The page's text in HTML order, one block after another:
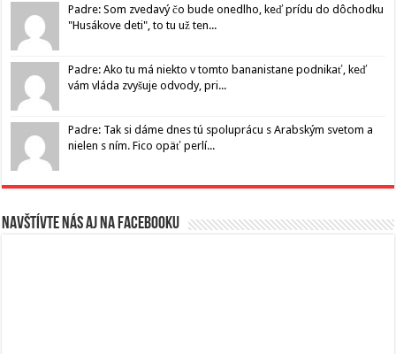
Padre: Som zvedavý čo bude onedlho, keď prídu do dôchodku
"Husákove deti", to tu už ten...
Padre: Ako tu má niekto v tomto bananistane podnikať, keď
vám vláda zvyšuje odvody, pri...
Padre: Tak si dáme dnes tú spoluprácu s Arabským svetom a
nielen s ním. Fico opäť perlí...
Navštívte nás aj na Facebooku